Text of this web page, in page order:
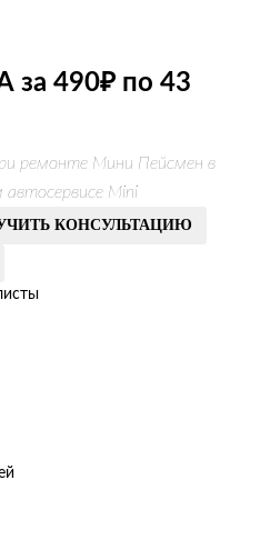
490₽ по 43
ремонте Мини Пейсмен в
Mini
КОНСУЛЬТАЦИЮ